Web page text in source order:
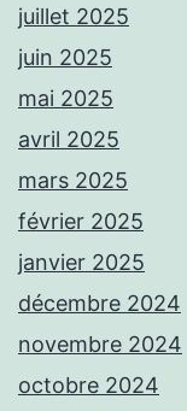
juillet 2025
juin 2025
mai 2025
avril 2025
mars 2025
février 2025
janvier 2025
décembre 2024
novembre 2024
octobre 2024